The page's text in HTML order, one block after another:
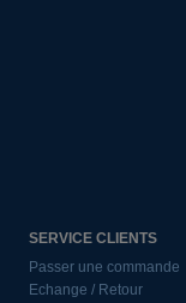
SERVICE CLIENTS
Passer une commande
Echange / Retour